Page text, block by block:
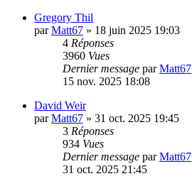
Gregory Thil
parMatt67 » 18 juin 2025 19:03
4 Réponses
3960 Vues
Dernier message parMatt67
15 nov. 2025 18:08
David Weir
parMatt67 » 31 oct. 2025 19:45
3 Réponses
934 Vues
Dernier message parMatt67
31 oct. 2025 21:45